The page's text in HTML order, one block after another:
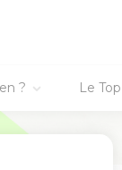
? Le Top